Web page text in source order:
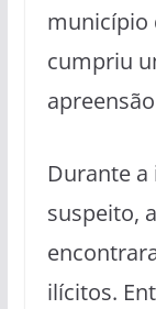
município
cumpriu
Durante
suspeito,
ilícitos.